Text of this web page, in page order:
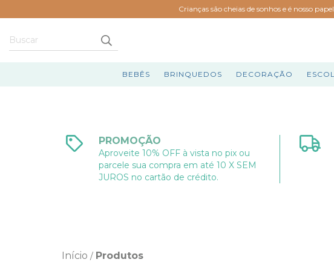
Crianças são cheias de sonhos e é nosso
BEBÊS BRINQUEDOS DECORAÇÃO
PROMOÇÃO
Aproveite 10% OFF à vista no pix ou
parcele sua compra em até 10 X SEM
JUROS no cartão de crédito.
Início / Produtos